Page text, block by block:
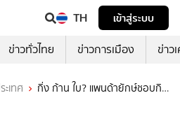
TH
เข้าสู่ระบบ
ข่าวทั่วไทย ข่าวการเมือง ข่าว
เทศ
กิ่ง ก้าน ใบ? แพนด้ายักษ์ชอบกิน